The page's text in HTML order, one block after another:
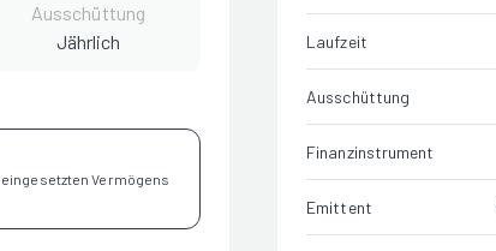
Ausschüttung
Jährlich
Vermögens
Laufzeit
Ausschüttung
Finanzinstrument
Emittent